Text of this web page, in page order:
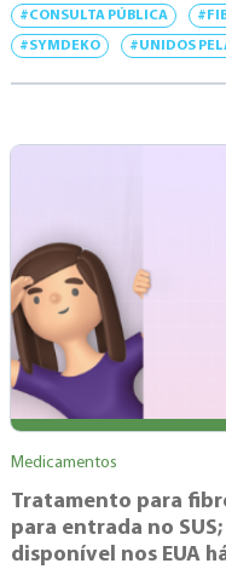
#CONSULTA PÚBLICA
#SYMDEKO #UNIDOS
Medicamentos
Tratamento para
para entrada no
disponível nos EUA